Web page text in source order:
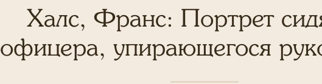
Халс, Франс: Портрет
офицера, упирающегося